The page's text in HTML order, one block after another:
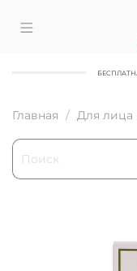
Главная Для лица